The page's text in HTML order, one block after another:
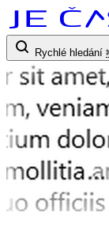
Rychlé hledání